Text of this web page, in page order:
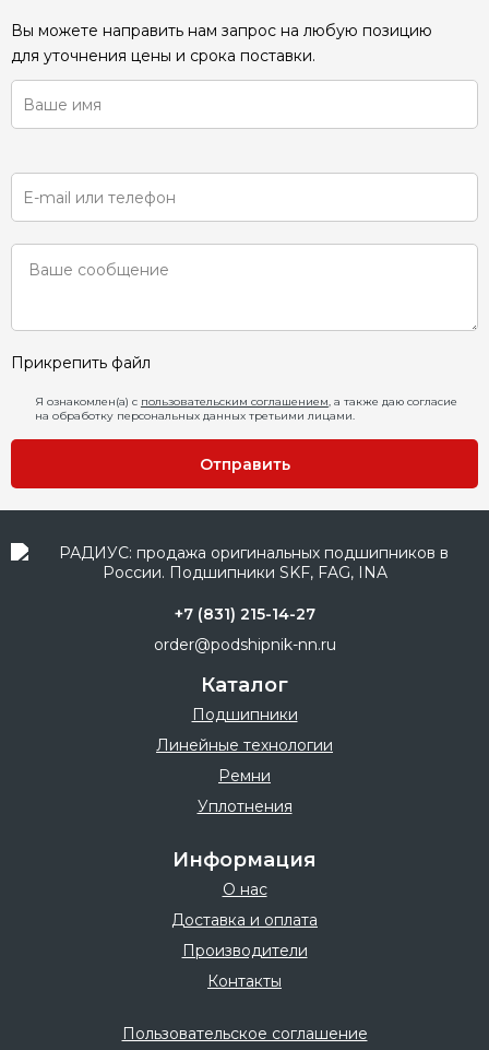
Вы можете направить нам запрос на любую позицию
для уточнения цены и срока поставки.
Прикрепить файл
Я ознакомлен(а) с пользовательским соглашением, а также даю согласие
на обработку персональных данных третьими лицами.
Отправить
+7 (831) 215-14-27
order@podshipnik-nn.ru
Каталог
Подшипники
Линейные технологии
Ремни
Уплотнения
Информация
О нас
Доставка и оплата
Производители
Контакты
Пользовательское соглашение